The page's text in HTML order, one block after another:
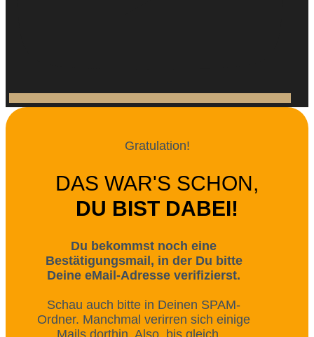
Gratulation!
DAS WAR'S SCHON,
DU BIST DABEI!
Du bekommst noch eine
Bestätigungsmail, in der Du bitte
Deine eMail-Adresse verifizierst.
Schau auch bitte in Deinen SPAM-
Ordner. Manchmal verirren sich einige
Mails dorthin. Also, bis gleich…